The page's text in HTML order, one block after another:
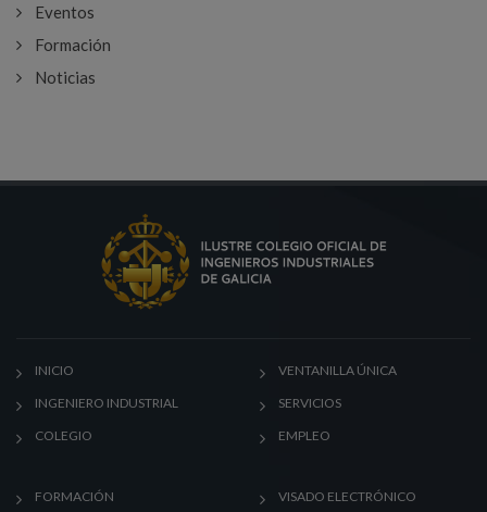
Eventos
Formación
Noticias
INICIO
INGENIERO INDUSTRIAL
COLEGIO
VENTANILLA ÚNICA
SERVICIOS
EMPLEO
FORMACIÓN VISADO ELECTRÓNICO